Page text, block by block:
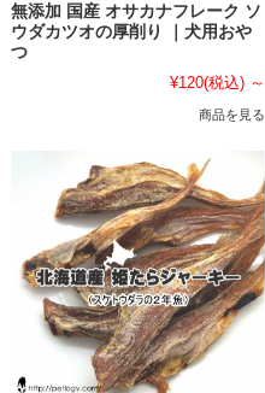
無添加 国産 オサカナフレーク ソ
ウダカツオの厚削り ｜犬用おや
つ
¥120(税込) ～
商品を見る